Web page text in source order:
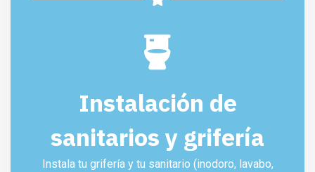
Instalación de
sanitarios y grifería
Instala tu grifería y tu sanitario (inodoro, lavabo,